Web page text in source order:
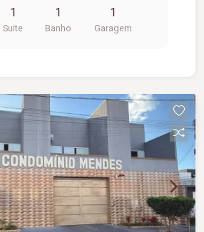
1
Suite
1
Banho
1
Garagem